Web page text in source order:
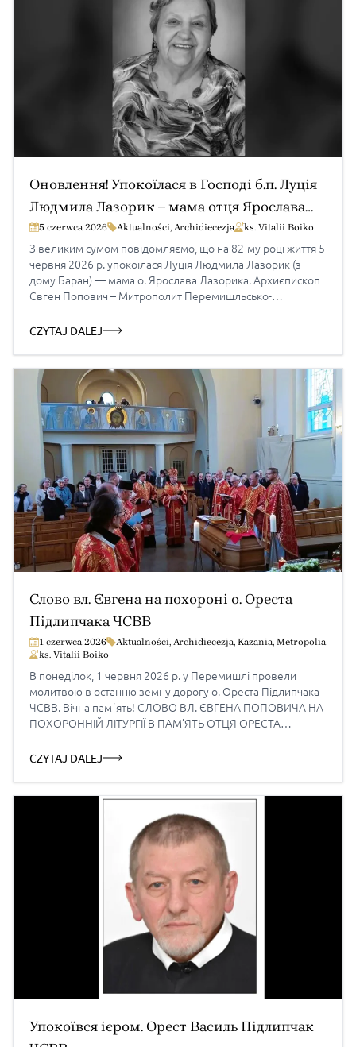
Оновлення! Упокоїлася в Господі б.п. Луція
Людмила Лазорик – мама отця Ярослава
Лазорика
5 czerwca 2026 Aktualności, Archidiecezja ks. Vitalii Boiko
З великим сумом повідомляємо, що на 82-му році життя 5
червня 2026 р. упокоїлася Луція Людмила Лазорик (з
дому Баран) — мама о. Ярослава Лазорика. Архиєпископ
Євген Попович – Митрополит Перемишльсько-
співчуття отцю Ярославу і рідним та запевняють про
Бог скріпить родину […]
CZYTAJ DALEJ
Слово вл. Євгена на похороні о. Ореста
Підлипчака ЧСВВ
1 czerwca 2026 Aktualności, Archidiecezja, Kazania, Metropolia
ks. Vitalii Boiko
В понеділок, 1 червня 2026 р. у Перемишлі провели
молитвою в останню земну дорогу о. Ореста Підлипчака
ЧСВВ. Вічна памʼять! СЛОВО ВЛ. ЄВГЕНА ПОПОВИЧА НА
ПОХОРОННІЙ ЛІТУРГІЇ В ПАМ’ЯТЬ ОТЦЯ ОРЕСТА
кожний, хто бачить Сина і вірує в Нього, мав життя вічне, і
CZYTAJ DALEJ
Упокоївся ієром. Орест Василь Підлипчак